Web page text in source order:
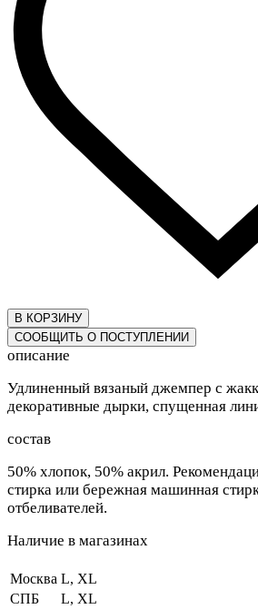
В КОРЗИНУ
СООБЩИТЬ О ПОСТУПЛЕНИИ
описание
Удлиненный вязаный джемпер с
декоративные дырки, спущенная
состав
50% хлопок, 50% акрил.
стирка или бережная машинная
отбеливателей.
Наличие в магазинах
Москва L, XL
СПБ
L, XL